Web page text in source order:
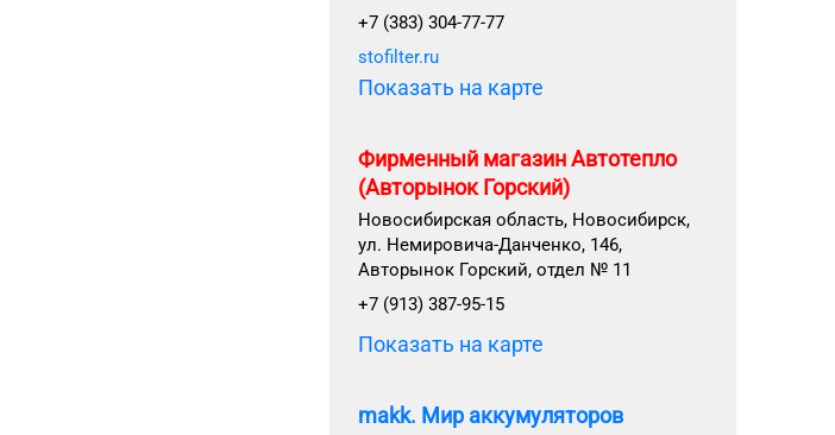
+7 (383) 304-77-77
stofilter.ru
Показать на карте
Фирменный магазин Автотепло
(Авторынок Горский)
Новосибирская область, Новосибирск,
ул. Немировича-Данченко, 146,
Авторынок Горский, отдел № 11
+7 (913) 387-95-15
Показать на карте
makk. Мир аккумуляторов